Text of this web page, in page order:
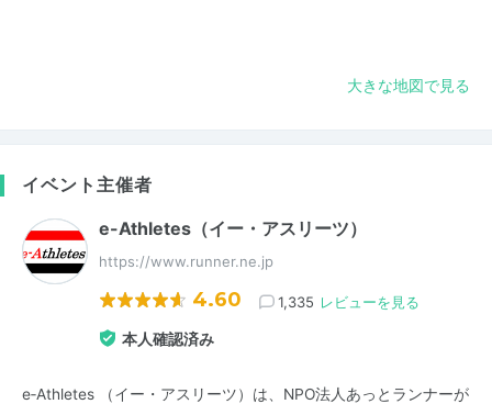
大きな地図で見る
イベント主催者
e-Athletes（イー・アスリーツ）
https://www.runner.ne.jp
4.60 1,335 レビューを見る
本人確認済み
e‐Athletes （イー・アスリーツ）は、NPO法人あっとランナーが